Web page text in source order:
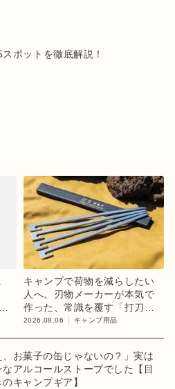
ポットを徹底解説！
キャンプで荷物を減らしたい
人へ。刃物メーカーが本気で
作った、常識を覆す「打刀」
ペグ
2026.08.06 キャンプ用品
、お菓子の缶じゃないの？」実は
なアルコールストーブでした【目
キャンプギア】